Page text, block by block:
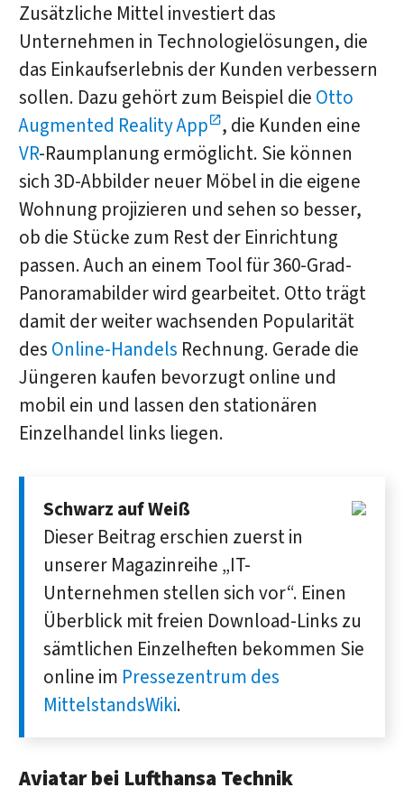
Zusätzliche Mittel investiert das
Unternehmen in Technologielösungen, die
das Einkaufserlebnis der Kunden verbessern
sollen. Dazu gehört zum Beispiel die Otto
Augmented Reality App , die Kunden eine
VR-Raumplanung ermöglicht. Sie können
sich 3D-Abbilder neuer Möbel in die eigene
Wohnung projizieren und sehen so besser,
ob die Stücke zum Rest der Einrichtung
passen. Auch an einem Tool für 360-Grad-
Panoramabilder wird gearbeitet. Otto trägt
damit der weiter wachsenden Popularität
des Online-Handels Rechnung. Gerade die
Jüngeren kaufen bevorzugt online und
mobil ein und lassen den stationären
Einzelhandel links liegen.
Schwarz auf Weiß
Dieser Beitrag erschien zuerst in
unserer Magazin­reihe „IT-
Unternehmen stellen sich vor“. Einen
Über­blick mit freien Down­load-Links zu
sämt­lichen Einzel­heften bekommen Sie
online im Presse­zentrum des
MittelstandsWiki.
Aviatar bei Lufthansa Technik